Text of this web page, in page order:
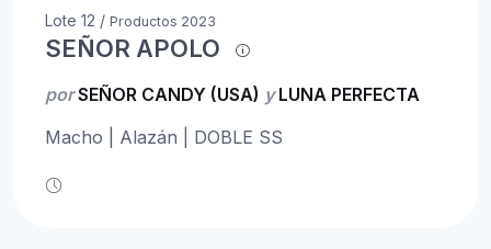
Lote 12 / Productos 2023
SEÑOR APOLO
porSEÑOR CANDY (USA) yLUNA PERFECTA
Macho | Alazán | DOBLE SS